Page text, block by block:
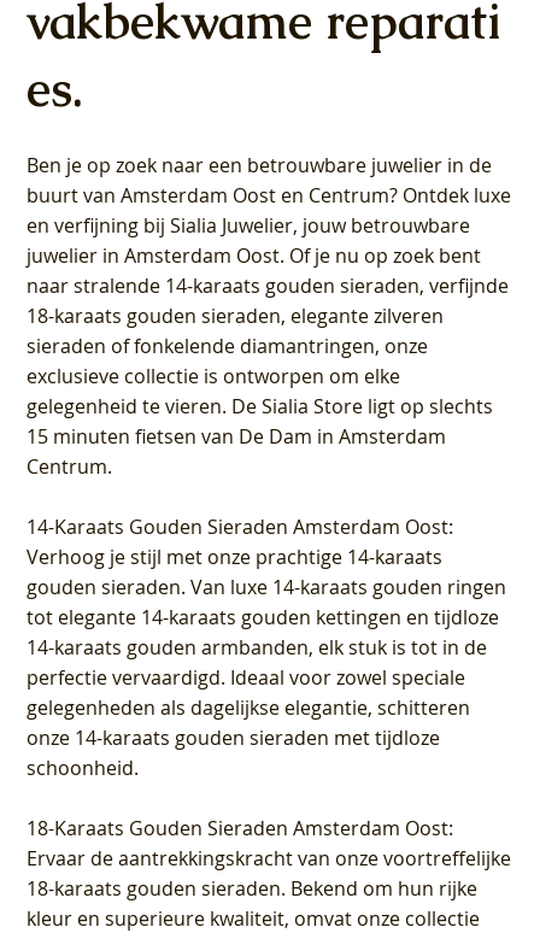
vakbekwame reparati
es.
Ben je op zoek naar een betrouwbare juwelier in de
buurt van Amsterdam Oost en Centrum? Ontdek luxe
en verfijning bij Sialia Juwelier, jouw betrouwbare
juwelier in Amsterdam Oost. Of je nu op zoek bent
naar stralende 14-karaats gouden sieraden, verfijnde
18-karaats gouden sieraden, elegante zilveren
sieraden of fonkelende diamantringen, onze
exclusieve collectie is ontworpen om elke
gelegenheid te vieren. De Sialia Store ligt op slechts
15 minuten fietsen van De Dam in Amsterdam
Centrum.
14-Karaats Gouden Sieraden Amsterdam Oost:
Verhoog je stijl met onze prachtige 14-karaats
gouden sieraden. Van luxe 14-karaats gouden ringen
tot elegante 14-karaats gouden kettingen en tijdloze
14-karaats gouden armbanden, elk stuk is tot in de
perfectie vervaardigd. Ideaal voor zowel speciale
gelegenheden als dagelijkse elegantie, schitteren
onze 14-karaats gouden sieraden met tijdloze
schoonheid.
18-Karaats Gouden Sieraden Amsterdam Oost:
Ervaar de aantrekkingskracht van onze voortreffelijke
18-karaats gouden sieraden. Bekend om hun rijke
kleur en superieure kwaliteit, omvat onze collectie